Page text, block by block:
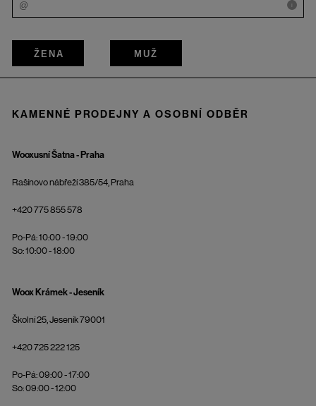
i
ŽENA MUŽ
KAMENNÉ PRODEJNY A OSOBNÍ ODBĚR
Wooxusní Šatna - Praha
Rašínovo nábřeží 385/54, Praha
+420 775 855 578
Po-Pá: 10:00 - 19:00
So: 10:00 - 18:00
Woox Krámek - Jeseník
Školní 25, Jeseník 79001
+420 725 222 125
Po-Pá: 09:00 - 17:00
So: 09:00 - 12:00